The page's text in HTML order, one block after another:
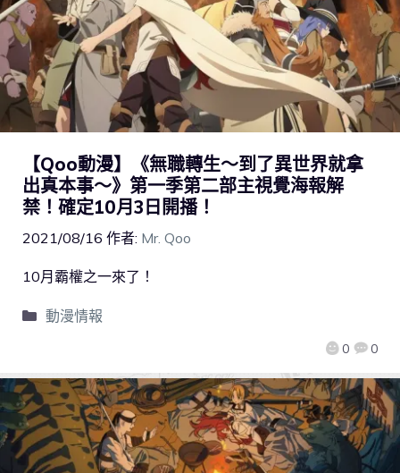
【Qoo動漫】《無職轉生～到了異世界就拿
出真本事～》第一季第二部主視覺海報解
禁！確定10月3日開播！
2021/08/16 作者: Mr. Qoo
0 0
10月霸權之一來了！
動漫情報